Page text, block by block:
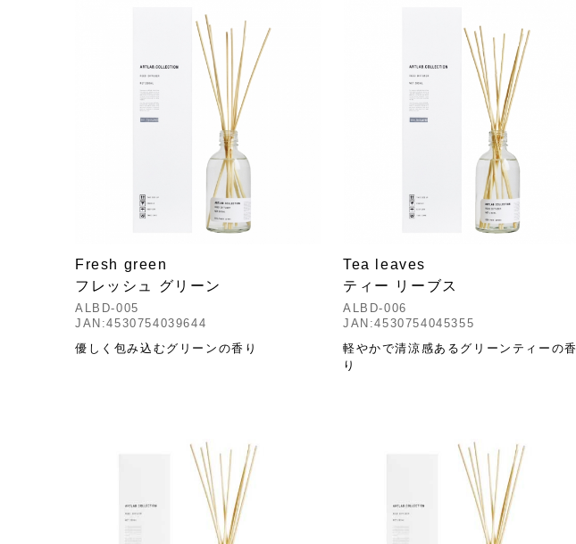
Fresh green
フレッシュ グリーン
ALBD-005
JAN:4530754039644
優しく包み込むグリーンの香り
Tea leaves
ティー リーブス
ALBD-006
JAN:4530754045355
軽やかで清涼感あるグリーンティーの香
り